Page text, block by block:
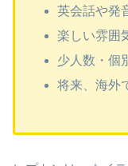
英会話や発
楽しい雰囲
少人数・個
将来、海外